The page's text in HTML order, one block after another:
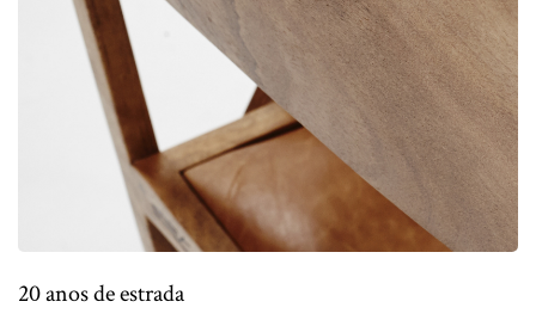
20 anos de estrada